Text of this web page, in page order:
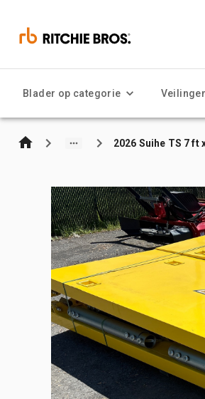
Blader op categorie
2026 Suihe TS 7 ft